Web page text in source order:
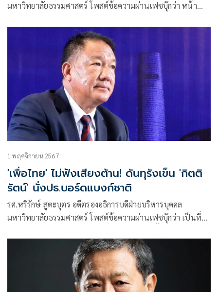
มหาวิทยาลัยธรรมศาสตร์ โพสต์ข้อความผ่านเฟซบุ๊กว่า หน้า
รัฐธรรมนูญว่าไม่รับวินิจฉัยคำร้อง
1 พฤศจิกายน 2567
'เพื่อไทย' ไม่ฟังเสียงต้าน! ดันทุรังเข็น 'กิตติ
รัตน์' นั่งปธ.บอร์ดแบงก์ชาติ
รศ.หริรักษ์ สูตะบุตร อดีตรองอธิการบดีฝ่ายบริหารบุคคล
มหาวิทยาลัยธรรมศาสตร์ โพสต์ข้อความผ่านเฟซบุ๊กว่า เป็นที่รับ